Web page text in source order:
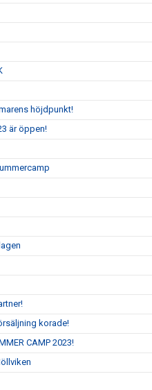
höjdpunkt!
är öppen!
korade!
CAMP 2023!